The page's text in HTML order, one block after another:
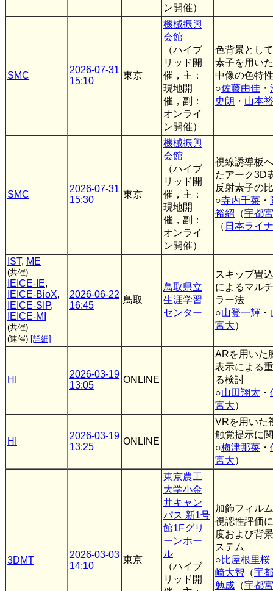
ン開催）
SMC
2026-07-31
15:10
東京
機械振興
会館
（ハイブ
リッド開
催，主：
現地開
催，副：
オンライ
ン開催）
色背景とし
素子を用い
中像の色特性
○佐藤由佳 ・
史朗 ・ 山本
SMC
2026-07-31
15:30
東京
機械振興
会館
（ハイブ
リッド開
催，主：
現地開
催，副：
オンライ
ン開催）
視線誘導板
たアーク3D
反射素子の
○寺内千菜 ・
裕紹 （宇都
（ 日本ライ
IST, ME
(共催)
IEICE-IE,
IEICE-BioX,
IEICE-SIP,
IEICE-MI
(共催)
(連催) [詳細]
2026-06-22
16:45
鳥取
鳥取県立
生涯学習
センター
スキップ畳
によるマル
ラー法
○山登一輝 ・
宮大）
HI
2026-03-19
13:05
ONLINE
ARを用いた
表示による
る検討
○山田翔太 ・
宮大）
HI
2026-03-19
13:25
ONLINE
VRを用いた
触覚提示に
○梅津那菜 ・
宮大）
3DMT
2026-03-03
14:10
東京
東京農工
大学小金
井キャン
パス 新1号
館1Fグリ
ーンホー
ル
（ハイブ
リッド開
加飾フィル
視認性評価
度および背
ステム
○比屋根里桜
崎大智 （宇
勉成 （宇都